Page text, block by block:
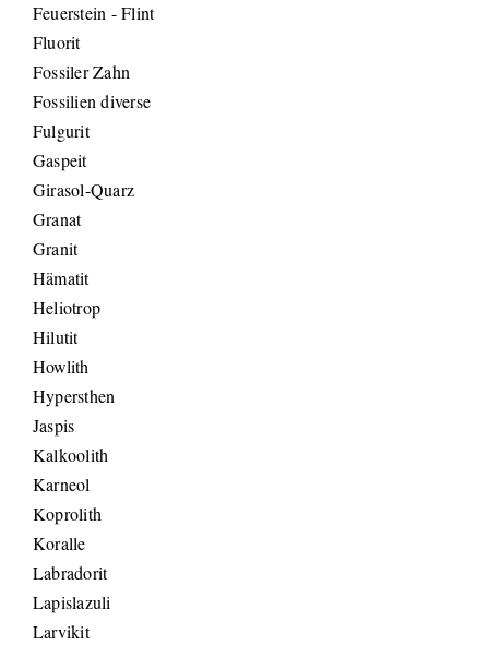
Feuerstein - Flint
Fluorit
Fossiler Zahn
Fossilien diverse
Fulgurit
Gaspeit
Girasol-Quarz
Granat
Granit
Hämatit
Heliotrop
Hilutit
Howlith
Hypersthen
Jaspis
Kalkoolith
Karneol
Koprolith
Koralle
Labradorit
Lapislazuli
Larvikit